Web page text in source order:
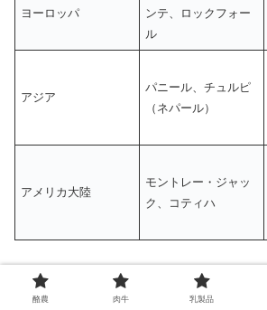
ヨーロッパ
ンテ、ロックフォー
ル
アジア
パニール、チュルピ
（ネパール）
アメリカ大陸
モントレー・ジャッ
ク、コティハ
すぐ使えるペアリングと料
酪農 肉牛 乳製品